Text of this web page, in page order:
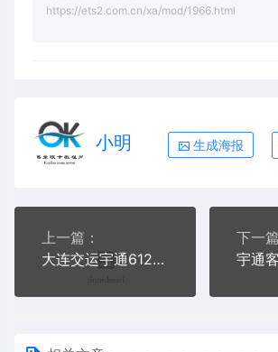
https://ets2.com.cn/xa/mod/1966.html
小明 生成海报
上一篇：
大连交运宇通6122H9尾翼改装版
下一